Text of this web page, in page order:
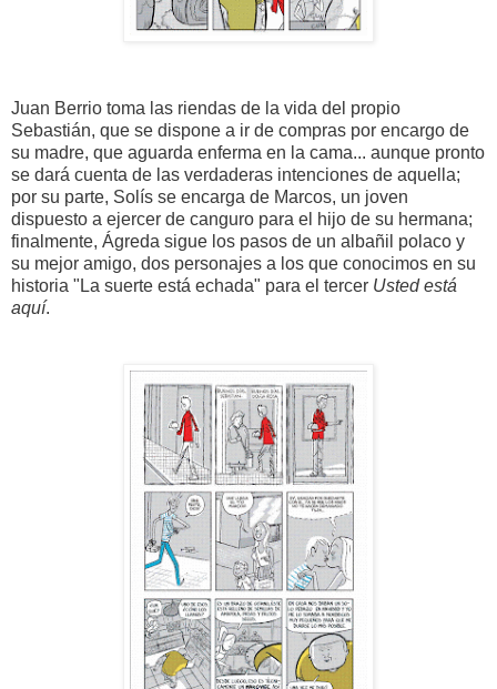
Juan Berrio toma las riendas de la vida del propio
Sebastián, que se dispone a ir de compras por encargo de
su madre, que aguarda enferma en la cama... aunque pronto
se dará cuenta de las verdaderas intenciones de aquella;
por su parte, Solís se encarga de Marcos, un joven
dispuesto a ejercer de canguro para el hijo de su hermana;
finalmente, Ágreda sigue los pasos de un albañil polaco y
su mejor amigo, dos personajes a los que conocimos en su
historia "La suerte está echada" para el tercer Usted está
aquí.